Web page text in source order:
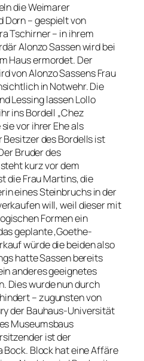
die Weimarer
Dorn – gespielt von
Tschirner – in ihrem
Alonzo Sassen wird bei
Haus ermordet. Der
von Alonzo Sassens Frau
in Notwehr. Die
Lessing lassen Lollo
ins Bordell „Chez
vor ihrer Ehe als
des Bordells ist
Bruder des
kurz vor dem
die Frau Martins, die
eines Steinbruchs in der
will, weil dieser mit
Formen ein
geplante ‚Goethe-
würde die beiden also
hatte Sassen bereits
anderes geeignetes
Dies wurde nun durch
– zugunsten von
der Bauhaus-Universität
Museumsbaus
ist der
Block hat eine Affäre